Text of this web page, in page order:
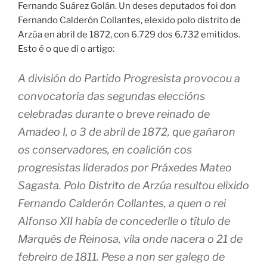
Fernando Suárez Golán. Un deses deputados foi don
Fernando Calderón Collantes, elexido polo distrito de
Arzúa en abril de 1872, con 6.729 dos 6.732 emitidos.
Esto é o que di o artigo:
A división do Partido Progresista provocou a
convocatoria das segundas eleccións
celebradas durante o breve reinado de
Amadeo I, o 3 de abril de 1872, que gañaron
os conservadores, en coalición cos
progresistas liderados por Práxedes Mateo
Sagasta. Polo Distrito de Arzúa resultou elixido
Fernando Calderón Collantes, a quen o rei
Alfonso XII había de concederlle o título de
Marqués de Reinosa, vila onde nacera o 21 de
febreiro de 1811. Pese a non ser galego de